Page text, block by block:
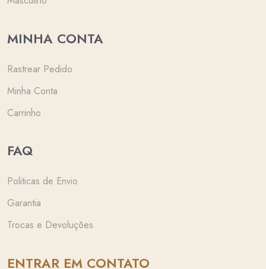
MINHA CONTA
Rastrear Pedido
Minha Conta
Carrinho
FAQ
Politicas de Envio
Garantia
Trocas e Devoluções
ENTRAR EM CONTATO